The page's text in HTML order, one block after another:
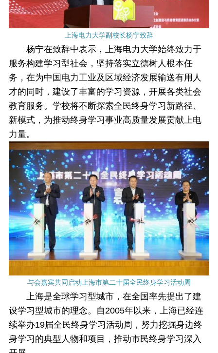
上海电力大学副校长杨宁致辞
杨宁在致辞中表示，上海电力大学始终致力于
服务构建学习型社会，坚持落实立德树人根本任
务，在为中国电力工业及区域经济发展输送有用人
才的同时，建设了丰富的学习资源，开展各类社会
教育服务。学校将不断探索全民终身学习新路径、
新模式，为推动终身学习事业高质量发展贡献上电
力量。
与会嘉宾共同启动上海市第二十届全民终身学习活动周
上海是全球学习型城市，在全国率先提出了建
设学习型城市的理念。自2005年以来，上海已经连
续举办19届全民终身学习活动周，努力挖掘身边终
身学习的典型人物和项目，推动市民终身学习深入